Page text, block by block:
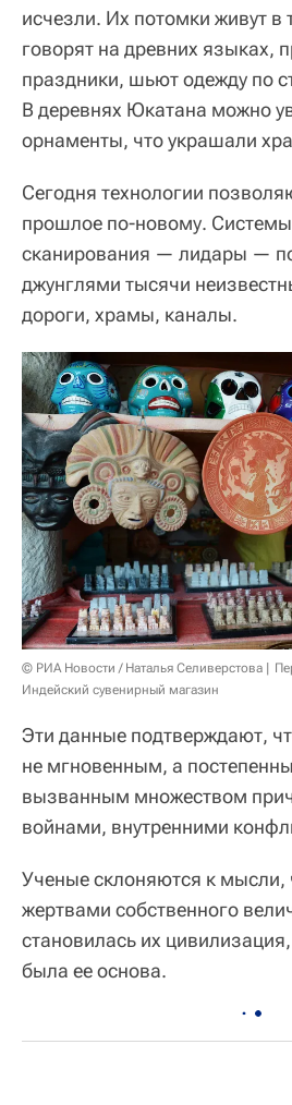
исчезли. Их потомки живут в
говорят на древних языках,
праздники, шьют одежду по
В деревнях Юкатана можно
орнаменты, что украшали
Сегодня технологии
прошлое по-новому.
сканирования — лидары —
джунглями тысячи
дороги, храмы, каналы.
© РИА Новости / Наталья Селиверстова
Индейский сувенирный магазин
Эти данные подтверждают,
не мгновенным, а
вызванным множеством
войнами, внутренними
Ученые склоняются к мысли,
жертвами собственного
становилась их
была ее основа.